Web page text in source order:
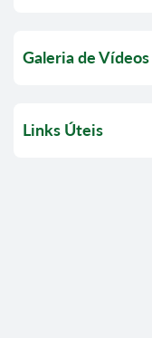
Galeria de Vídeos
Links Úteis